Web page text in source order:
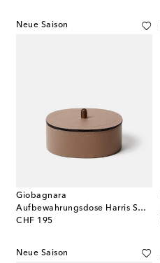
Neue Saison
Giobagnara
Aufbewahrungsdose Harris Small aus Leder
CHF 195
original price
Neue Saison